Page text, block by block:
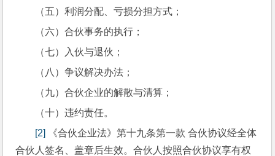
（五）利润分配、亏损分担方式；
（六）合伙事务的执行；
（七）入伙与退伙；
（八）争议解决办法；
（九）合伙企业的解散与清算；
（十）违约责任。
[2]
《合伙企业法》第十九条第一款 合伙协议经全体
合伙人签名、盖章后生效。合伙人按照合伙协议享有权